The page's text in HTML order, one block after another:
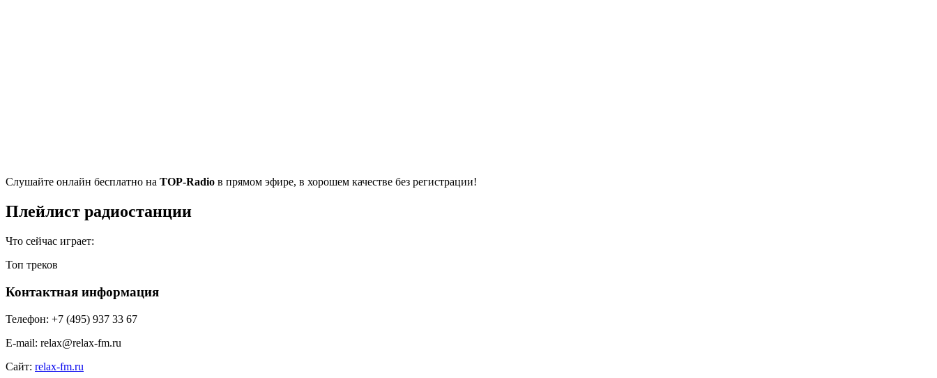
Cлушайте онлайн бесплатно на TOP-Radio в прямом эфире, в хорошем качестве без регистрации!
Плейлист радиостанции
Что сейчас играет:
Топ треков
Контактная информация
Телефон: +7 (495) 937 33 67
E-mail: relax@relax-fm.ru
Сайт: relax-fm.ru